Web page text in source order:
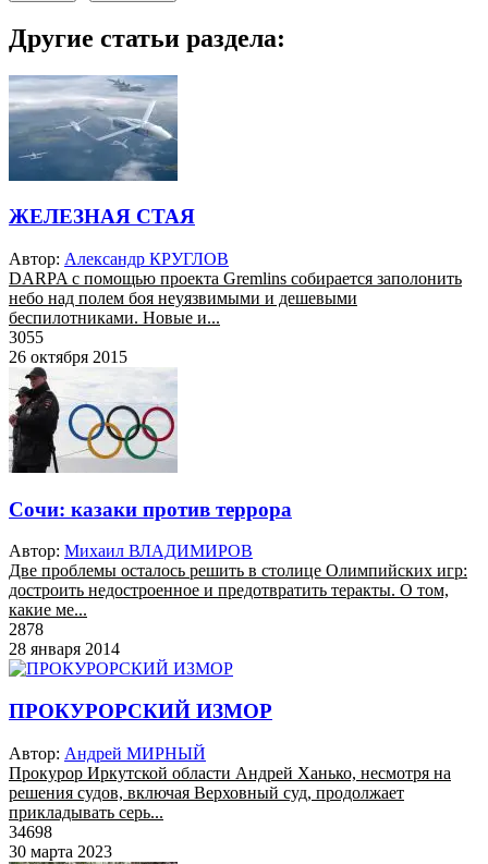
Другие статьи раздела:
ЖЕЛЕЗНАЯ СТАЯ
Автор: Александр КРУГЛОВ
DARPA с помощью проекта Gremlins собирается заполонить
небо над полем боя неуязвимыми и дешевыми
беспилотниками. Новые и...
3055
26 октября 2015
Сочи: казаки против террора
Автор: Михаил ВЛАДИМИРОВ
Две проблемы осталось решить в столице Олимпийских игр:
достроить недостроенное и предотвратить теракты. О том,
какие ме...
2878
28 января 2014
ПРОКУРОРСКИЙ ИЗМОР
Автор: Андрей МИРНЫЙ
Прокурор Иркутской области Андрей Ханько, несмотря на
решения судов, включая Верховный суд, продолжает
прикладывать серь...
34698
30 марта 2023